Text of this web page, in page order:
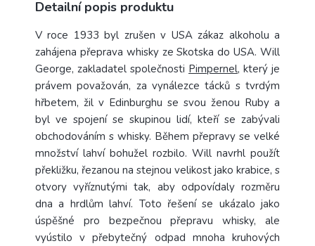
Detailní popis produktu
V roce 1933byl zrušen v USA zákaz alkoholu a
zahájena přeprava whisky ze Skotska do USA. Will
George, zakladatel společnosti Pimpernel, který je
právem považován, za vynálezce tácků s tvrdým
hřbetem, žil v Edinburghu se svou ženou Ruby a
byl ve spojení se skupinou lidí, kteří se zabývali
obchodováním s whisky. Během přepravy se velké
množství lahví bohužel rozbilo. Will navrhl použít
překližku, řezanou na stejnou velikost jako krabice, s
otvory vyříznutými tak, aby odpovídaly rozměru
dna a hrdlům lahví. Toto řešení se ukázalo jako
úspěšné pro bezpečnou přepravu whisky, ale
vyústilo v přebytečný odpad mnoha kruhových